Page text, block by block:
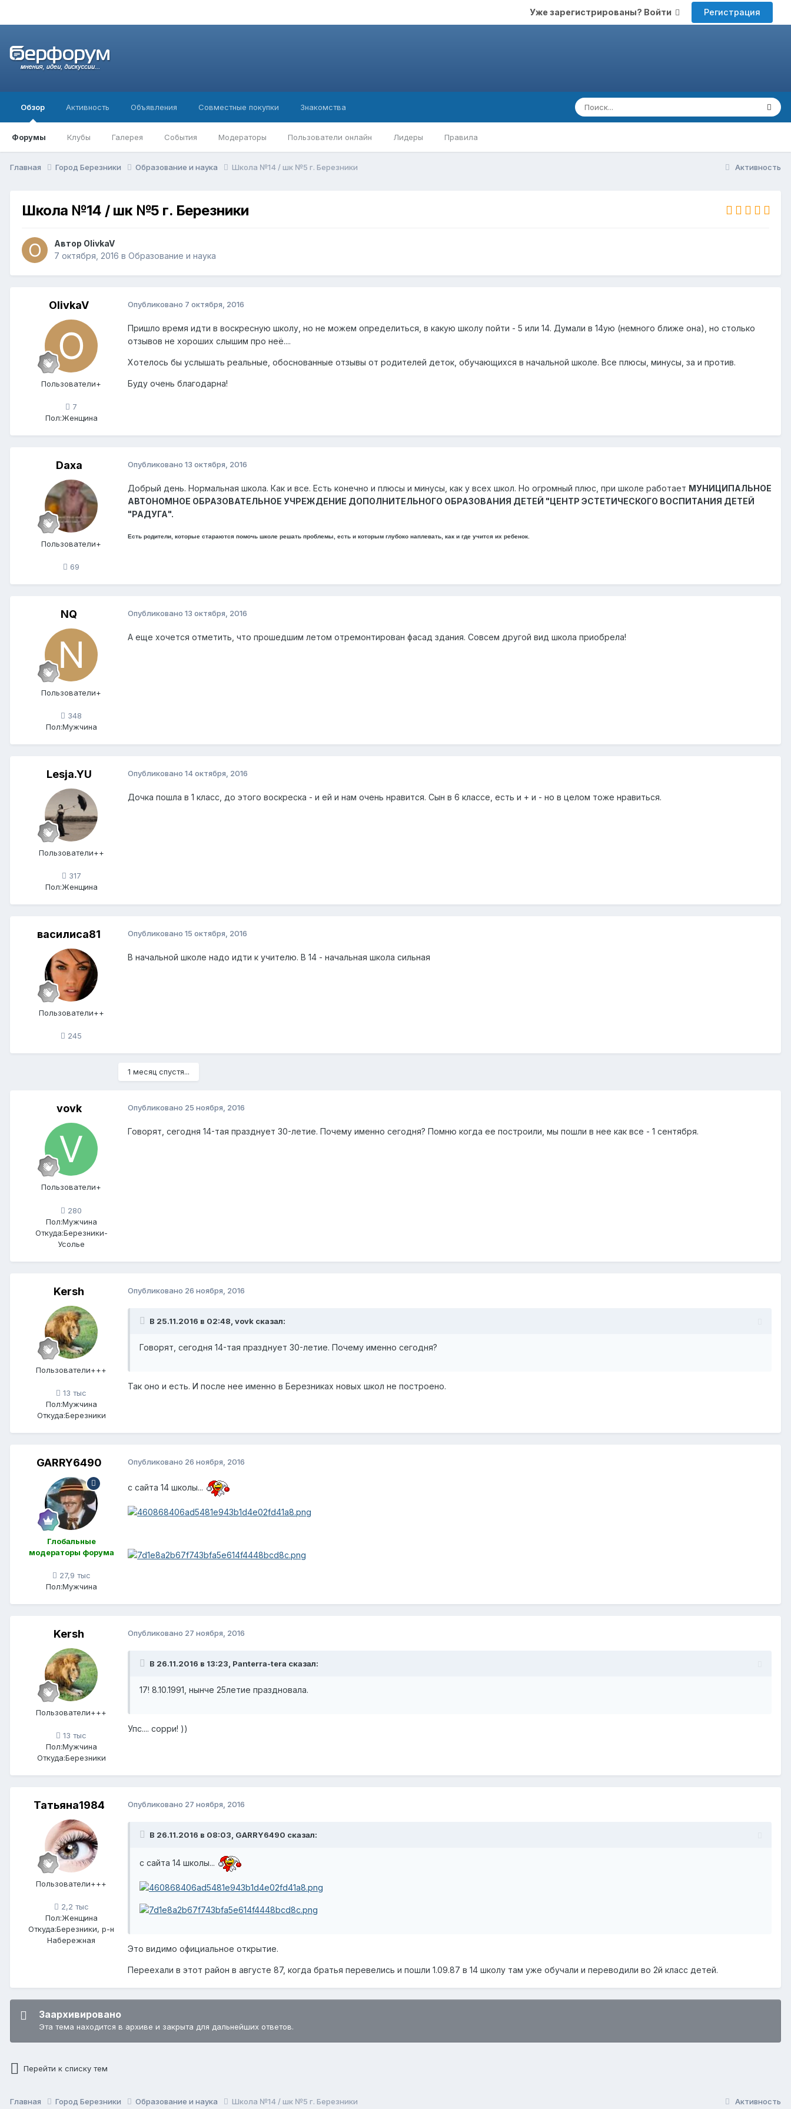
Уже зарегистрированы? Войти Регистрация
Обзор
Форумы Клубы Галерея События Модераторы Пользователи онлайн Лидеры Правила
Активность Объявления Совместные покупки Знакомства
Активность
Главная Город Березники Образование и наука Школа №14 / шк №5 г. Березники
Школа №14 / шк №5 г. Березники
Автор OlivkaV
7 октября, 2016 в Образование и наука
OlivkaV
Пользователи+
7
Пол:Женщина
Опубликовано 7 октября, 2016
Пришло время идти в воскресную школу, но не можем определиться, в какую школу пойти - 5 или 14. Думали в 14ую (немного ближе она), но столько
отзывов не хороших слышим про неё....
Хотелось бы услышать реальные, обоснованные отзывы от родителей деток, обучающихся в начальной школе. Все плюсы, минусы, за и против.
Буду очень благодарна!
Daxa
Пользователи+
69
Опубликовано 13 октября, 2016
Добрый день. Нормальная школа. Как и все. Есть конечно и плюсы и минусы, как у всех школ. Но огромный плюс, при школе работает МУНИЦИПАЛЬНОЕ
АВТОНОМНОЕ ОБРАЗОВАТЕЛЬНОЕ УЧРЕЖДЕНИЕ ДОПОЛНИТЕЛЬНОГО ОБРАЗОВАНИЯ ДЕТЕЙ "ЦЕНТР ЭСТЕТИЧЕСКОГО ВОСПИТАНИЯ ДЕТЕЙ
"РАДУГА".
Есть родители, которые стараются помочь школе решать проблемы, есть и которым глубоко наплевать, как и где учится их ребенок.
NQ
Пользователи+
348
Пол:Мужчина
Опубликовано 13 октября, 2016
А еще хочется отметить, что прошедшим летом отремонтирован фасад здания. Совсем другой вид школа приобрела!
Lesja.YU
Пользователи++
317
Пол:Женщина
Опубликовано 14 октября, 2016
Дочка пошла в 1 класс, до этого воскреска - и ей и нам очень нравится. Сын в 6 классе, есть и + и - но в целом тоже нравиться.
василиса81
Пользователи++
245
Опубликовано 15 октября, 2016
В начальной школе надо идти к учителю. В 14 - начальная школа сильная
1 месяц спустя...
vovk
Пользователи+
280
Пол:Мужчина
Откуда:Березники-
Усолье
Опубликовано 25 ноября, 2016
Говорят, сегодня 14-тая празднует 30-летие. Почему именно сегодня? Помню когда ее построили, мы пошли в нее как все - 1 сентября.
Kersh
Пользователи+++
13 тыс
Пол:Мужчина
Откуда:Березники
Опубликовано 26 ноября, 2016
В 25.11.2016 в 02:48, vovk сказал:
Говорят, сегодня 14-тая празднует 30-летие. Почему именно сегодня?
Так оно и есть. И после нее именно в Березниках новых школ не построено.
GARRY6490
Глобальные
модераторы форума
27,9 тыс
Пол:Мужчина
Опубликовано 26 ноября, 2016
с сайта 14 школы...
Kersh
Пользователи+++
13 тыс
Пол:Мужчина
Откуда:Березники
Опубликовано 27 ноября, 2016
В 26.11.2016 в 13:23, Panterra-tera сказал:
17! 8.10.1991, нынче 25летие праздновала.
Упс.... сорри! ))
Татьяна1984
Пользователи+++
2,2 тыс
Пол:Женщина
Откуда:Березники, р-н
Набережная
Опубликовано 27 ноября, 2016
В 26.11.2016 в 08:03, GARRY6490 сказал:
с сайта 14 школы...
Это видимо официальное открытие.
Переехали в этот район в августе 87, когда братья перевелись и пошли 1.09.87 в 14 школу там уже обучали и переводили во 2й класс детей.
Заархивировано
Эта тема находится в архиве и закрыта для дальнейших ответов.
Перейти к списку тем
Активность
Главная Город Березники Образование и наука Школа №14 / шк №5 г. Березники